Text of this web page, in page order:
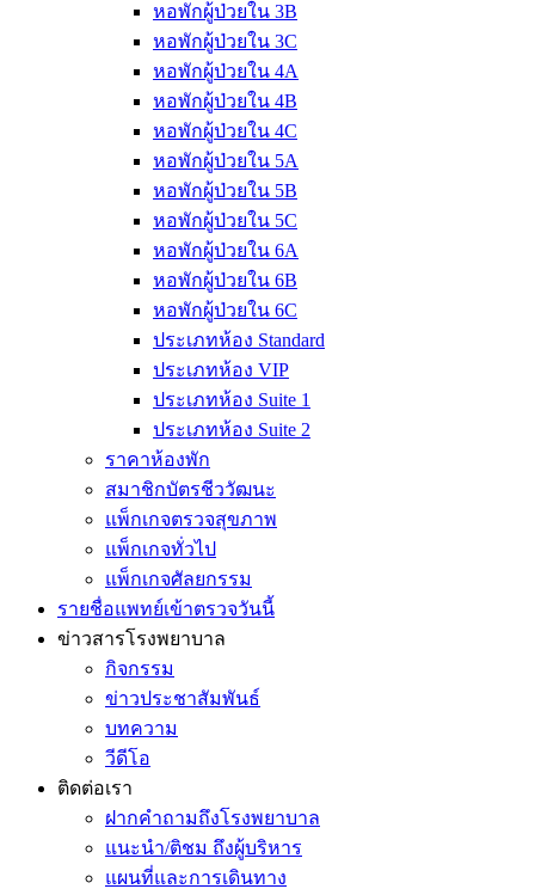
หอพักผู้ป่วยใน 3B
หอพักผู้ป่วยใน 3C
หอพักผู้ป่วยใน 4A
หอพักผู้ป่วยใน 4B
หอพักผู้ป่วยใน 4C
หอพักผู้ป่วยใน 5A
หอพักผู้ป่วยใน 5B
หอพักผู้ป่วยใน 5C
หอพักผู้ป่วยใน 6A
หอพักผู้ป่วยใน 6B
หอพักผู้ป่วยใน 6C
ประเภทห้อง Standard
ประเภทห้อง VIP
ประเภทห้อง Suite 1
ประเภทห้อง Suite 2
ราคาห้องพัก
สมาชิกบัตรชีววัฒนะ
แพ็กเกจตรวจสุขภาพ
แพ็กเกจทั่วไป
แพ็กเกจศัลยกรรม
รายชื่อแพทย์เข้าตรวจวันนี้
ข่าวสารโรงพยาบาล
กิจกรรม
ข่าวประชาสัมพันธ์
บทความ
วีดีโอ
ติดต่อเรา
ฝากคำถามถึงโรงพยาบาล
แนะนำ/ติชม ถึงผู้บริหาร
แผนที่และการเดินทาง